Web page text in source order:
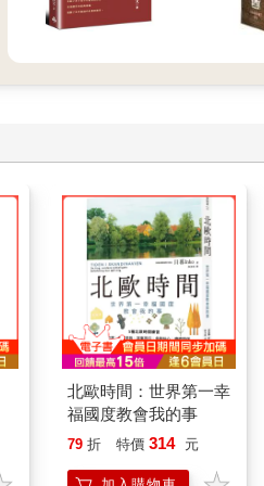
北歐時間：世界第一幸
福國度教會我的事
79 折 特價 314 元